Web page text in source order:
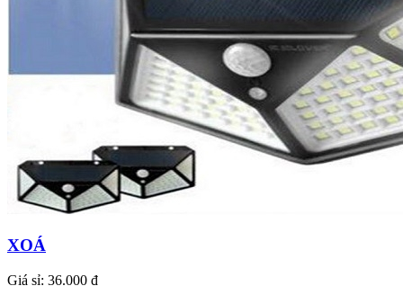
XOÁ
Giá sỉ: 36.000 đ